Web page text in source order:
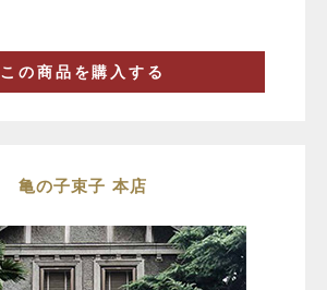
この商品を購入する
亀の子束子 本店